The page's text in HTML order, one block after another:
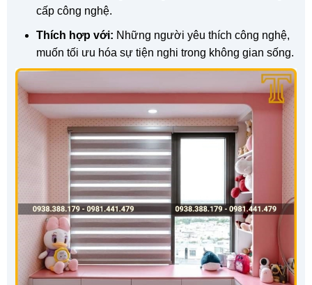
cấp công nghệ.
Thích hợp với: Những người yêu thích công nghệ,
muốn tối ưu hóa sự tiện nghi trong không gian sống.